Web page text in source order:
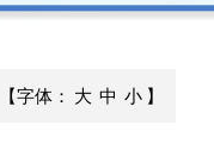
【字体： 大 中 小 】